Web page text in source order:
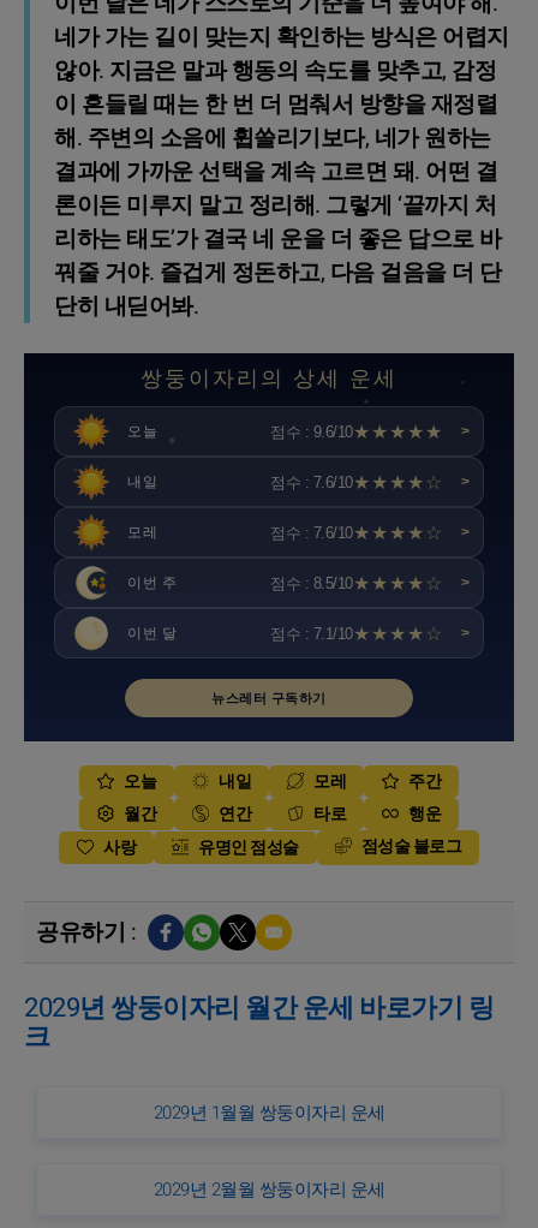
네가 가는 길이 맞는지 확인하는 방식은 어렵지
않아. 지금은 말과 행동의 속도를 맞추고, 감정
이 흔들릴 때는 한 번 더 멈춰서 방향을 재정렬
해. 주변의 소음에 휩쓸리기보다, 네가 원하는
결과에 가까운 선택을 계속 고르면 돼. 어떤 결
론이든 미루지 말고 정리해. 그렇게 ‘끝까지 처
리하는 태도’가 결국 네 운을 더 좋은 답으로 바
꿔줄 거야. 즐겁게 정돈하고, 다음 걸음을 더 단
단히 내딛어봐.
쌍둥이자리의 상세 운세
오늘 점수 : 9.6/10★★★★★ >
내일 점수 : 7.6/10★★★★☆ >
모레 점수 : 7.6/10★★★★☆ >
이번 주 점수 : 8.5/10★★★★☆ >
이번 달 점수 : 7.1/10★★★★☆ >
뉴스레터 구독하기
오늘 내일 모레
주간
월간
연간 타로
행운
사랑
유명인 점성술 점성술 블로그
공유하기 :
2029년 쌍둥이자리 월간 운세 바로가기 링
크
2029년 1월월 쌍둥이자리 운세
2029년 2월월 쌍둥이자리 운세